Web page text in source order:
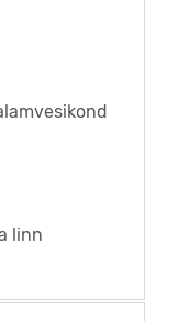
linn